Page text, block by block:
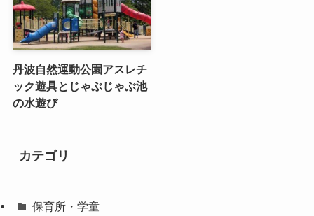
丹波自然運動公園アスレチ
ック遊具とじゃぶじゃぶ池
の水遊び
カテゴリ
保育所・学童